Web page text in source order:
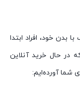
بدن خود، افراد ابتدا
در حال خرید آنلاین
شما آورده‌ایم: